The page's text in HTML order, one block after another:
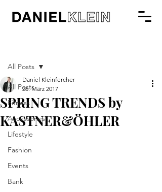
All Posts
Fitness
Accessories
Lifestyle
Fashion
Events
Bank
All Posts
SPRING TRENDS by
KASTNER&ÖHLER
Daniel Kleinfercher
26. März 2017